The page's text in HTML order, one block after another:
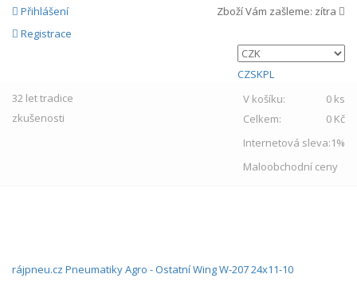
Přihlášení
Registrace
Zboží Vám zašleme: zítra
CZSKPL
32 lettradice
zkušenosti
V košíku:
0 ks
Celkem:
0 Kč
Internetová sleva:1%
Maloobchodní ceny
rájpneu.cz PneumatikyAgro -OstatníWing W-20724x11-10